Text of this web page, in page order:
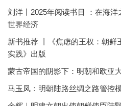
刘洋丨2025年阅读书目 ：在海
世界经济
新书推荐 丨《焦虑的王权：朝鲜
实践》出版
蒙古帝国的阴影下：明朝和欧亚
马玉凤：明朝陆路丝绸之路管控